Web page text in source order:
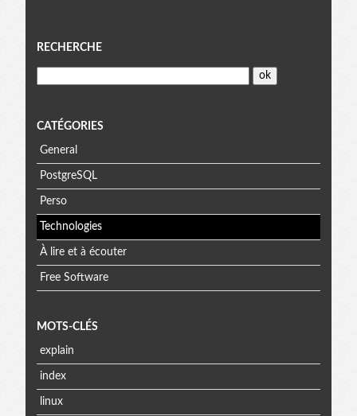
Menu
RECHERCHE
CATÉGORIES
General
PostgreSQL
Perso
Technologies
À lire et à écouter
Free Software
MOTS-CLÉS
explain
index
linux